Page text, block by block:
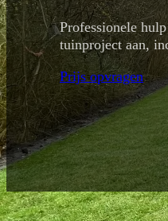
Professionele
tuinproject aan,
Prijs opvragen